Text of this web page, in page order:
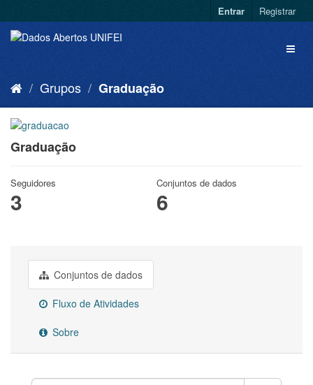
Entrar Registrar
Grupos Graduação
Graduação
Seguidores
3
Conjuntos de dados
6
Conjuntos de dados
Fluxo de Atividades
Sobre